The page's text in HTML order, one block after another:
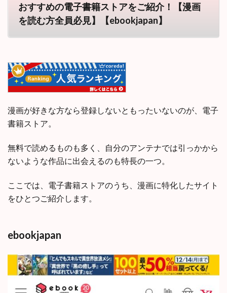
おすすめの電子書籍ストアをご紹介！【漫画
を読む方全員必見】【ebookjapan】
漫画が好きな方なら登録しないともったいないのが、電子
書籍ストア。
無料で読めるものも多く、自分のアンテナでは引っかから
ないような作品に出会えるのも特長の一つ。
ここでは、電子書籍ストアのうち、漫画に特化したサイト
をひとつご紹介します。
ebookjapan